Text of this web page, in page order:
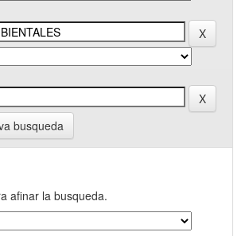
busqueda
afinar la busqueda.